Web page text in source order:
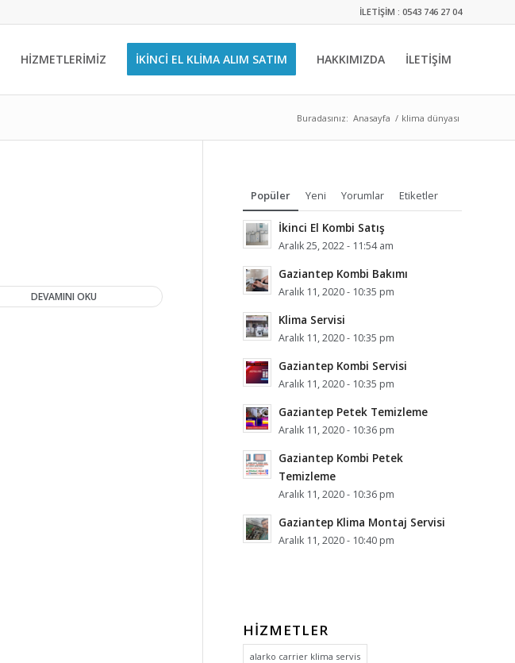
İLETİŞİM : 0543 746 27 04
HİZMETLERİMİZ İKINCI EL KLIMA ALIM SATIM HAKKIMIZDA İLETİŞİM
Buradasınız: Anasayfa / klima dünyası
DEVAMINI OKU
Popüler Yeni Yorumlar Etiketler
İkinci El Kombi Satış
Aralık 25, 2022 - 11:54 am
Gaziantep Kombi Bakımı
Aralık 11, 2020 - 10:35 pm
Klima Servisi
Aralık 11, 2020 - 10:35 pm
Gaziantep Kombi Servisi
Aralık 11, 2020 - 10:35 pm
Gaziantep Petek Temizleme
Aralık 11, 2020 - 10:36 pm
Gaziantep Kombi Petek
Temizleme
Aralık 11, 2020 - 10:36 pm
Gaziantep Klima Montaj Servisi
Aralık 11, 2020 - 10:40 pm
HIZMETLER
alarko carrier klima servis